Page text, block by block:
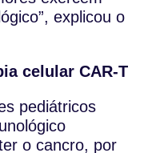
explicou o
celular CAR-T
pediátricos
o cancro, por